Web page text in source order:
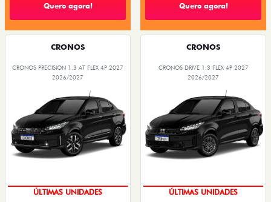
Quero agora! Quero agora!
CRONOS
CRONOS PRECISION 1.3 AT FLEX 4P 2027
2026/2027
GRANDE CHANCE FIAT
CRONOS
CRONOS DRIVE 1.3 FLEX 4P 2027
2026/2027
GRANDE CHANCE FIAT